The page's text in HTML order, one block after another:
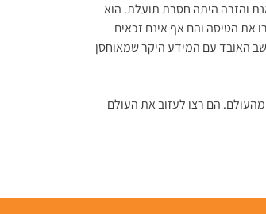
והזרה היתה חסרת תועלת. הוא
את הטיסה והם אף אינם זכאים
האובד עם המידע היקר שמאוחסן
הם רצו לעזוב את העולם